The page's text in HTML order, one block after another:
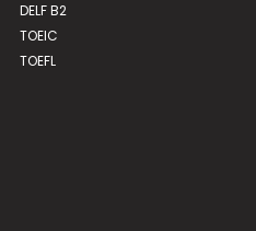
DELF B2
TOEIC
TOEFL